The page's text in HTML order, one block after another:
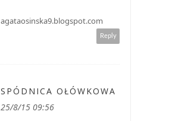
agataosinska9.blogspot.com
Reply
SPÓDNICA OŁÓWKOWA
25/8/15 09:56